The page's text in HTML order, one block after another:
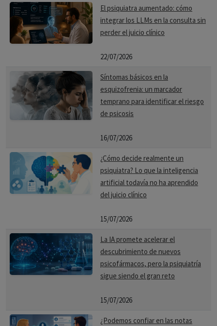
El psiquiatra aumentado: cómo
integrar los LLMs en la consulta sin
perder el juicio clínico
22/07/2026
Síntomas básicos en la
esquizofrenia: un marcador
temprano para identificar el riesgo
de psicosis
16/07/2026
¿Cómo decide realmente un
psiquiatra? Lo que la inteligencia
artificial todavía no ha aprendido
del juicio clínico
15/07/2026
La IA promete acelerar el
descubrimiento de nuevos
psicofármacos, pero la psiquiatría
sigue siendo el gran reto
15/07/2026
¿Podemos confiar en las notas